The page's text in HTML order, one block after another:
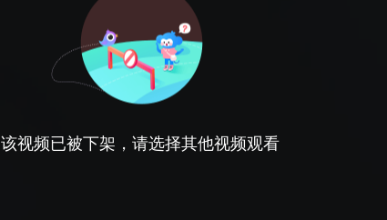
该视频已被下架，请选择其他视频观看